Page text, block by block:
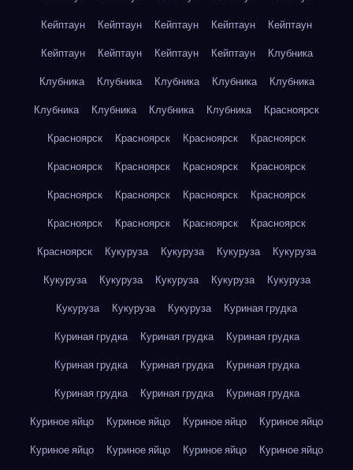
Кейптаун
Кейптаун Кейптаун Кейптаун
Кейптаун
Кейптаун
Кейптаун Кейптаун Кейптаун
Клубника
Клубника
Клубника Клубника Клубника
Клубника
Клубника
Клубника Клубника Клубника
Красноярск
Красноярск
Красноярск Красноярск
Красноярск
Красноярск
Красноярск Красноярск
Красноярск
Красноярск
Красноярск Красноярск
Красноярск
Красноярск
Красноярск Красноярск
Красноярск
Красноярск
Кукуруза Кукуруза Кукуруза
Кукуруза
Кукуруза
Кукуруза Кукуруза Кукуруза
Кукуруза
Кукуруза
Кукуруза Кукуруза
Куриная грудка
Куриная грудка
Куриная грудка
Куриная грудка
Куриная грудка
Куриная грудка
Куриная грудка
Куриная грудка
Куриная грудка
Куриная грудка
Куриное яйцо
Куриное яйцо Куриное яйцо
Куриное яйцо
Куриное яйцо
Куриное яйцо Куриное яйцо
Куриное яйцо